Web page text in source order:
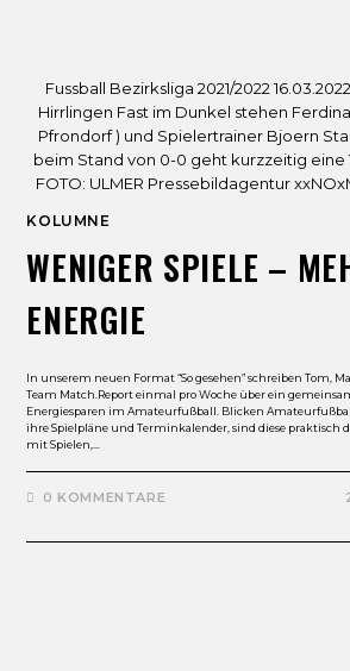
Fussball Bezirksliga 2021/2022
Hirrlingen Fast im Dunkel stehen
Pfrondorf ) und Spielertrainer Bjoern
beim Stand von 0-0 geht kurzzeitig eine
FOTO: ULMER Pressebildagentur
KOLUMNE
WENIGER SPIELE –
ENERGIE
In unserem neuen Format “So gesehen” schreiben Tom,
Team Match.Report einmal pro Woche über ein
Energiesparen im Amateurfußball. Blicken
ihre Spielpläne und Terminkalender, sind diese praktisch
mit Spielen,…
0 KOMMENTARE